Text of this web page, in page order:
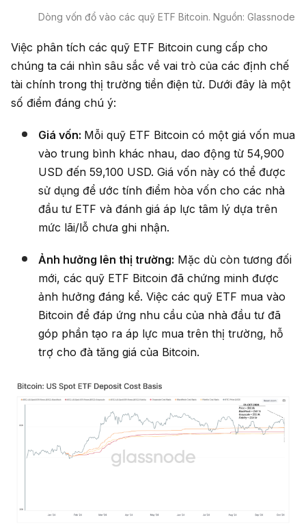
Dòng vốn đổ vào các quỹ ETF Bitcoin. Nguồn: Glassnode
Việc phân tích các quỹ ETF Bitcoin cung cấp cho
chúng ta cái nhìn sâu sắc về vai trò của các định chế
tài chính trong thị trường tiền điện tử. Dưới đây là một
số điểm đáng chú ý:
Giá vốn: Mỗi quỹ ETF Bitcoin có một giá vốn mua
vào trung bình khác nhau, dao động từ 54,900
USD đến 59,100 USD. Giá vốn này có thể được
sử dụng để ước tính điểm hòa vốn cho các nhà
đầu tư ETF và đánh giá áp lực tâm lý dựa trên
mức lãi/lỗ chưa ghi nhận.
Ảnh hưởng lên thị trường: Mặc dù còn tương đối
mới, các quỹ ETF Bitcoin đã chứng minh được
ảnh hưởng đáng kể. Việc các quỹ ETF mua vào
Bitcoin để đáp ứng nhu cầu của nhà đầu tư đã
góp phần tạo ra áp lực mua trên thị trường, hỗ
trợ cho đà tăng giá của Bitcoin.